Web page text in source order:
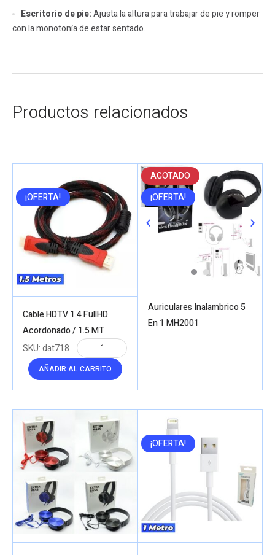
Escritorio de pie:Ajusta la altura para trabajar de pie y romper
con la monotonía de estar sentado.
Productos relacionados
¡OFERTA!
Cable HDTV 1.4 FullHD
Acordonado / 1.5 MT
AÑADIR AL CARRITO
SKU:dat718
AGOTADO
¡OFERTA!
Auriculares Inalambrico 5
En 1 MH2001
¡OFERTA!